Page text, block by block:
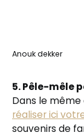
Anouk dekker
5. Pêle-mêle
Dans le même
réaliser ici
souvenirs de